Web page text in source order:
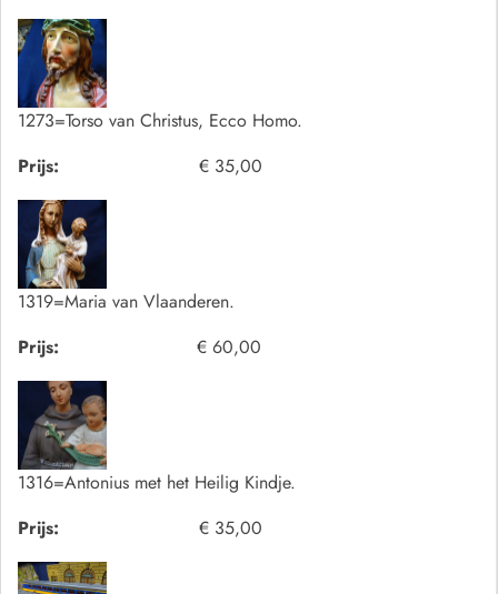
1273=Torso van Christus, Ecco Homo.
Prijs:
€ 35,00
1319=Maria van Vlaanderen.
Prijs:
€ 60,00
1316=Antonius met het Heilig Kindje.
Prijs:
€ 35,00